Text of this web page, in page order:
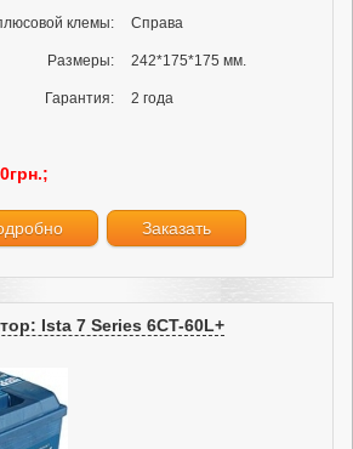
клемы: Справа
Размеры: 242*175*175 мм.
Гарантия: 2 года
Заказать
Ista 7 Series 6CT-60L+